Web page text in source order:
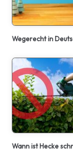
Wegerecht in
Wann ist Hecke